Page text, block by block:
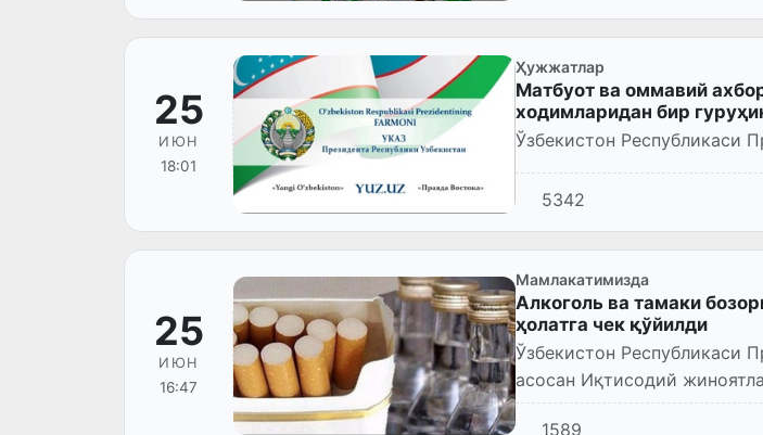
25
ИЮН
18:01
Ҳужжатлар
Матбуот ва оммавий
ходимларидан бир
Ўзбекистон Республикаси
5342
25
ИЮН
16:47
Мамлакатимизда
Алкоголь ва тамаки
ҳолатга чек қўйилди
Ўзбекистон Республикаси
асосан Иқтисодий
бозорини тартибга...
1589